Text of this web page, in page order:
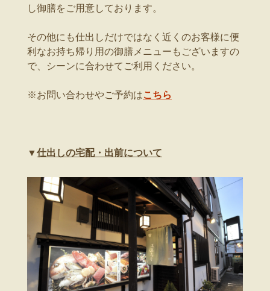
し御膳をご用意しております。
その他にも仕出しだけではなく近くのお客様に便
利なお持ち帰り用の御膳メニューもございますの
で、シーンに合わせてご利用ください。
※お問い合わせやご予約はこちら
▼仕出しの宅配・出前について